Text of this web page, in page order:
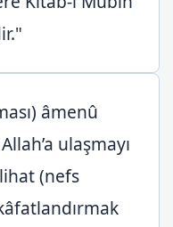
âmenû
ulaşmayı
(nefs